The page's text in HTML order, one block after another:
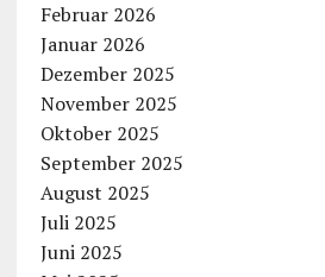
Februar 2026
Januar 2026
Dezember 2025
November 2025
Oktober 2025
September 2025
August 2025
Juli 2025
Juni 2025